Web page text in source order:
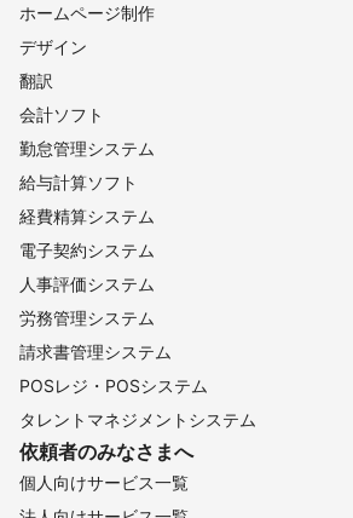
ホームページ制作
デザイン
翻訳
会計ソフト
勤怠管理システム
給与計算ソフト
経費精算システム
電子契約システム
人事評価システム
労務管理システム
請求書管理システム
POSレジ・POSシステム
タレントマネジメントシステム
依頼者のみなさまへ
個人向けサービス一覧